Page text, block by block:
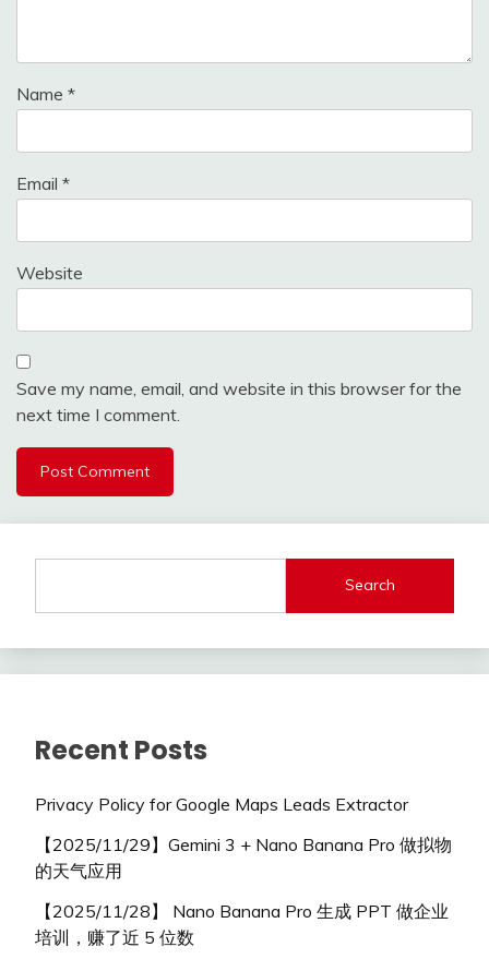
Name *
Email *
Website
Save my name, email, and website in this browser for the
next time I comment.
Search
Recent Posts
Privacy Policy for Google Maps Leads Extractor
【2025/11/29】Gemini 3 + Nano Banana Pro 做拟物
的天气应用
【2025/11/28】 Nano Banana Pro 生成 PPT 做企业
培训，赚了近 5 位数